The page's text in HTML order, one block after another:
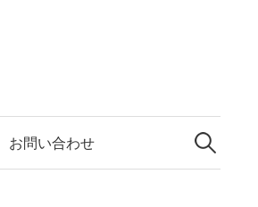
お問い合わせ
検
索: